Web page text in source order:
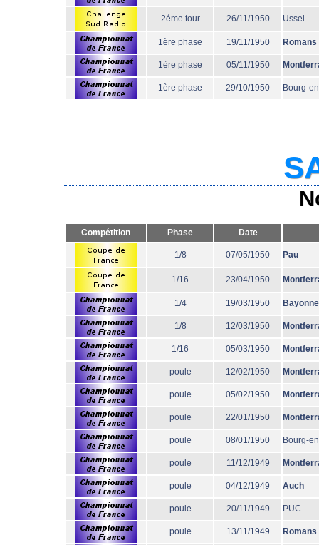
2éme tour 26/11/1950 Ussel
1ère phase 19/11/1950 Romans
1ère phase 05/11/1950
1ère phase 29/10/1950 Bourg-
Compétition Phase Date
1/8 07/05/1950 Pau
1/16 23/04/1950
1/4 19/03/1950 Bayonne
1/8 12/03/1950
1/16 05/03/1950
poule 12/02/1950
poule 05/02/1950
poule 22/01/1950
poule 08/01/1950 Bourg-
poule 11/12/1949
poule 04/12/1949 Auch
poule 20/11/1949 PUC
poule 13/11/1949 Romans